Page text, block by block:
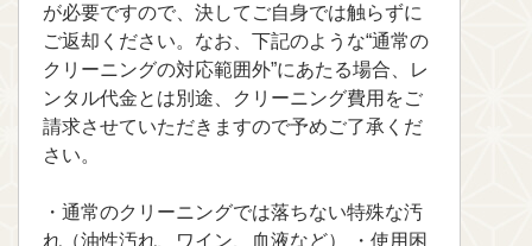
が必要ですので、決してご自身では触らずに
ご返却ください。なお、下記のような“通常の
クリーニングの対応範囲外”にあたる場合、レ
ンタル代金とは別途、クリーニング費用をご
請求させていただきますので予めご了承くだ
さい。
・通常のクリーニングでは落ちない特殊な汚
れ（油性汚れ、ワイン、血液など） ・使用困